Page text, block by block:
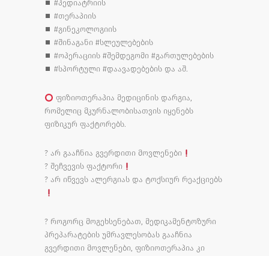
⏹ #პედიატრიის
⏹ #თერაპიის
⏹ #გინეკოლოგიის
⏹ #შინაგანი #სლეულებების
⏹ #ოპერაციის #შემდეგომი #გართულებების
⏹ #სპორტული #დაავადებების და აშ.
ფიზიოთერაპია მედიცინის დარგია,
რომელიც მკურნალობისათვის იყენებს
ფიზიკურ ფაქტორებს.
? არ გააჩნია გვერდითი მოვლენები
? შეჩვევის ფაქტორი
? არ იწვევს ალერგიას და ტოქსიურ რეაქციებს
? როგორც მოგეხსენებათ, მედიკამენტოზური
პრეპარატების უმრავლესობას გააჩნია
გვერდითი მოვლენები, ფიზიოთერაპია კი